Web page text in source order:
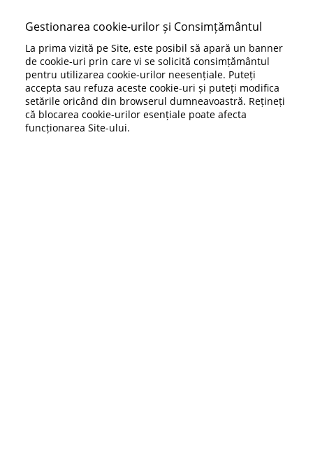
Gestionarea cookie-urilor și Consimțământul
La prima vizită pe Site, este posibil să apară un banner
de cookie-uri prin care vi se solicită consimțământul
pentru utilizarea cookie-urilor neesențiale. Puteți
accepta sau refuza aceste cookie-uri și puteți modifica
setările oricând din browserul dumneavoastră. Rețineți
că blocarea cookie-urilor esențiale poate afecta
funcționarea Site-ului.